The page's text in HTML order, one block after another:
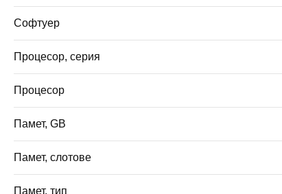
Софтуер
Процесор, серия
Процесор
Памет, GB
Памет, слотове
Памет, тип